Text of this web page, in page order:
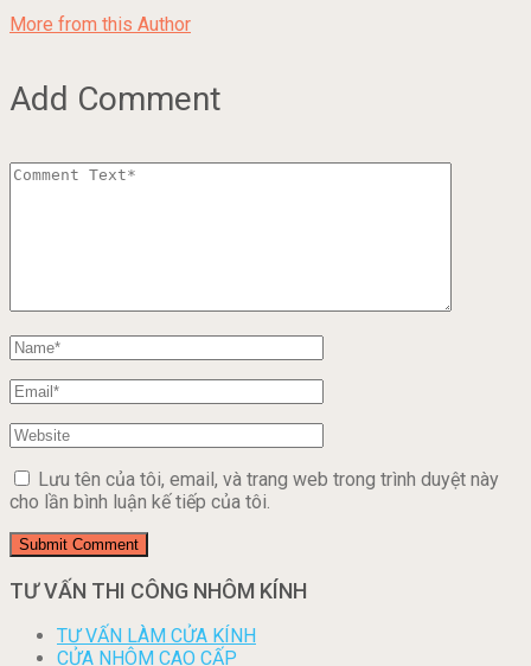
More from this Author
Add Comment
Lưu tên của tôi, email, và trang web trong trình duyệt này
cho lần bình luận kế tiếp của tôi.
TƯ VẤN THI CÔNG NHÔM KÍNH
TƯ VẤN LÀM CỬA KÍNH
CỬA NHÔM CAO CẤP